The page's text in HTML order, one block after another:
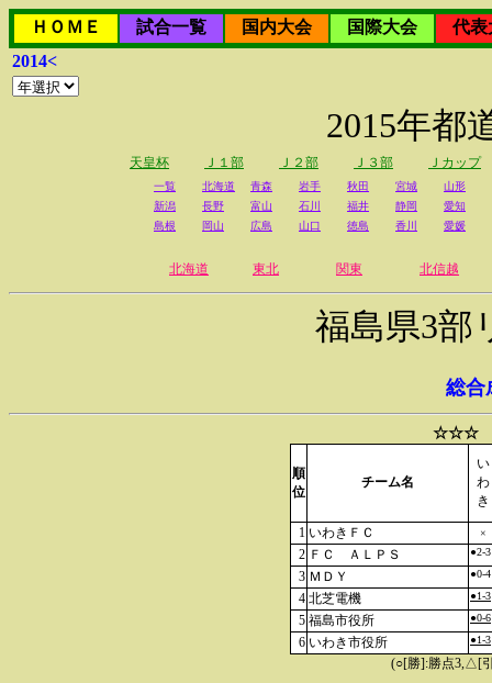
ＨＯＭＥ 試合一覧 国内大会 国際大会
代表
2014<
2015年都
天皇杯 Ｊ１部 Ｊ２部 Ｊ３部 Ｊカップ
一覧 北海道 青森 岩手 秋田 宮城
山形
新潟
長野 富山 石川 福井 静岡
愛知
島根
岡山 広島 山口 徳島 香川 愛媛
北海道 東北 関東 北信越
福島県3部
総合
☆☆☆
順
位
チーム名
い
わ
き
1 いわきＦＣ ×
2 ＦＣ ＡＬＰＳ ●2-3
3 ＭＤＹ ●0-4
4 北芝電機 ●1-3
5 福島市役所 ●0-6
6 いわき市役所 ●1-3
(○[勝]:勝点3,△[